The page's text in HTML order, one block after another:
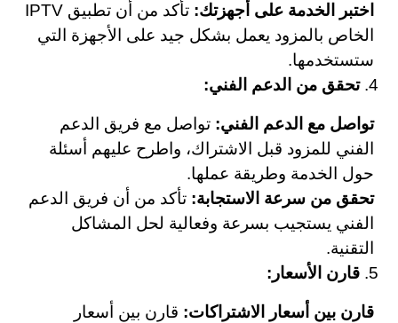
اختبر الخدمة على أجهزتك:
تأكد من أن تطبيق IPTV
الخاص بالمزود يعمل بشكل جيد على الأجهزة التي
ستستخدمها.
تحقق من الدعم الفني:
تواصل مع الدعم الفني: تواصل مع فريق الدعم
الفني للمزود قبل الاشتراك، واطرح عليهم أسئلة
حول الخدمة وطريقة عملها.
تحقق من سرعة الاستجابة: تأكد من أن فريق الدعم
الفني يستجيب بسرعة وفعالية لحل المشاكل
التقنية.
قارن الأسعار:
قارن بين أسعار الاشتراكات: قارن بين أسعار